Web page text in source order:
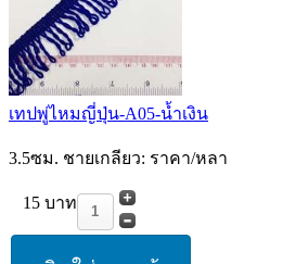
เทปพู่ไหมญี่ปุ่น-A05-น้ำเงิน
3.5ซม. ชายเกลียว: ราคา/หลา
15 บาท